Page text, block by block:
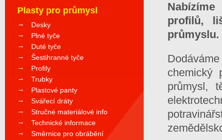
profilů,
průmyslu.
chemický
průmysl,
Plasty pro průmysl
Desky
Plné tyče
Duté tyče
Šestihranné tyče
Profily
Trubky
Plastové panty
Svářecí dráty
Stručné materiálové info
Technické informace
Směrnice pro obrábění